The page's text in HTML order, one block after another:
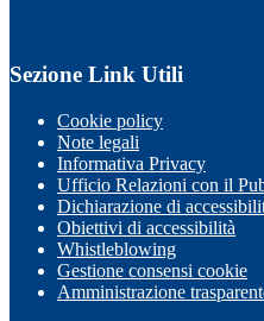
Sezione Link Utili
Cookie policy
Note legali
Informativa Privacy
Ufficio Relazioni con il
Dichiarazione di
Obiettivi di accessibilità
Whistleblowing
Gestione consensi cookie
Amministrazione